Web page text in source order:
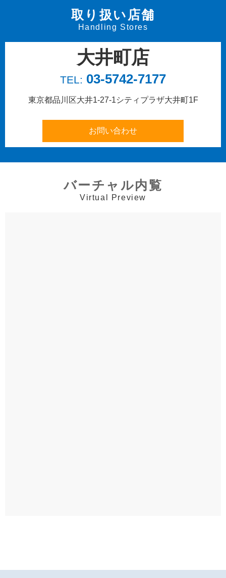
取り扱い店舗
Handling Stores
大井町店
TEL: 03-5742-7177
東京都品川区大井1-27-1シティプラザ大井町1F
バーチャル内覧
Virtual Preview